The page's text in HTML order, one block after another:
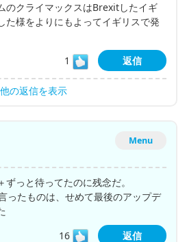
のクライマックスはBrexitしたイギ
た様をよりにもよってイギリスで発
1
返信
他の返信を表示
Menu
っと待ってたのに残念だ。
ったものは、せめて最後のアップデ
16
返信